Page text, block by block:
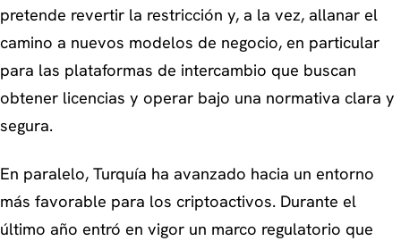
pretende revertir la restricción y, a la vez, allanar el
camino a nuevos modelos de negocio, en particular
para las plataformas de intercambio que buscan
obtener licencias y operar bajo una normativa clara y
segura.
En paralelo, Turquía ha avanzado hacia un entorno
más favorable para los criptoactivos. Durante el
último año entró en vigor un marco regulatorio que